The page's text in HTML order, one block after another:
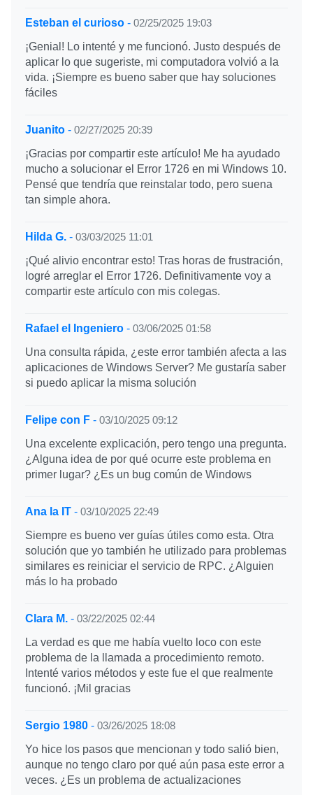
Esteban el curioso - 02/25/2025 19:03
¡Genial! Lo intenté y me funcionó. Justo después de
aplicar lo que sugeriste, mi computadora volvió a la
vida. ¡Siempre es bueno saber que hay soluciones
fáciles
Juanito - 02/27/2025 20:39
¡Gracias por compartir este artículo! Me ha ayudado
mucho a solucionar el Error 1726 en mi Windows 10.
Pensé que tendría que reinstalar todo, pero suena
tan simple ahora.
Hilda G. - 03/03/2025 11:01
¡Qué alivio encontrar esto! Tras horas de frustración,
logré arreglar el Error 1726. Definitivamente voy a
compartir este artículo con mis colegas.
Rafael el Ingeniero - 03/06/2025 01:58
Una consulta rápida, ¿este error también afecta a las
aplicaciones de Windows Server? Me gustaría saber
si puedo aplicar la misma solución
Felipe con F - 03/10/2025 09:12
Una excelente explicación, pero tengo una pregunta.
¿Alguna idea de por qué ocurre este problema en
primer lugar? ¿Es un bug común de Windows
Ana la IT - 03/10/2025 22:49
Siempre es bueno ver guías útiles como esta. Otra
solución que yo también he utilizado para problemas
similares es reiniciar el servicio de RPC. ¿Alguien
más lo ha probado
Clara M. - 03/22/2025 02:44
La verdad es que me había vuelto loco con este
problema de la llamada a procedimiento remoto.
Intenté varios métodos y este fue el que realmente
funcionó. ¡Mil gracias
Sergio 1980 - 03/26/2025 18:08
Yo hice los pasos que mencionan y todo salió bien,
aunque no tengo claro por qué aún pasa este error a
veces. ¿Es un problema de actualizaciones